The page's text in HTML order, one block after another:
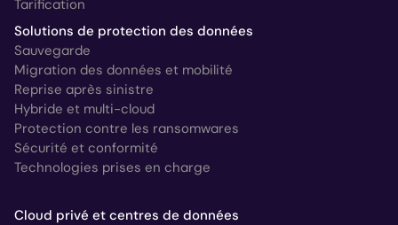
Tarification
Solutions de protection des données
Sauvegarde
Migration des données et mobilité
Reprise après sinistre
Hybride et multi-cloud
Protection contre les ransomwares
Sécurité et conformité
Technologies prises en charge
Cloud privé et centres de données